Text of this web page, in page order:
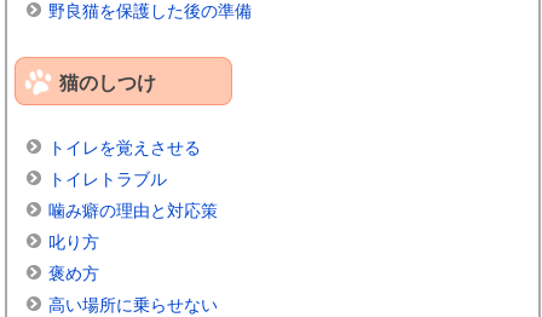
野良猫を保護した後の準備
猫のしつけ
トイレを覚えさせる
トイレトラブル
噛み癖の理由と対応策
叱り方
褒め方
高い場所に乗らせない